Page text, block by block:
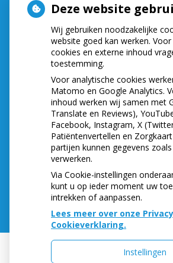
De praktijk is geopend op:
Maandag,
van9.00tot16.30
Dinsdag,
van8.15tot16.30
Woensdag, van8.15tot16.30
van 8.15
16.30
Vrijdag,
van8.30tot 16.30
Telefonisch zijn wij bereikbaar op:
Maandag,
van8.30tot12.00
Dinsdag,
van8.30tot12.00
Woensdag, van8.30 tot12.00
Donderdag,van
Vrijdag,
van8.30tot12.00
Deze website
Wij gebruiken noodzakelijke
website goed kan werken.
cookies en externe inhoud
toestemming.
Voor analytische cookies
Matomo en Google Analytics.
inhoud werken wij samen met
Translate en Reviews),
Facebook, Instagram, X
Patiëntenvertellen en
partijen kunnen gegevens
verwerken.
Via Cookie-instellingen
kunt u op ieder moment uw
intrekken of aanpassen.
Lees meer over onze
Cookieverklaring.
Instellingen